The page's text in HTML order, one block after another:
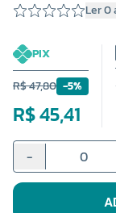
Ler 0
PIX
R$ 47,80 -5%
R$ 45,41
-